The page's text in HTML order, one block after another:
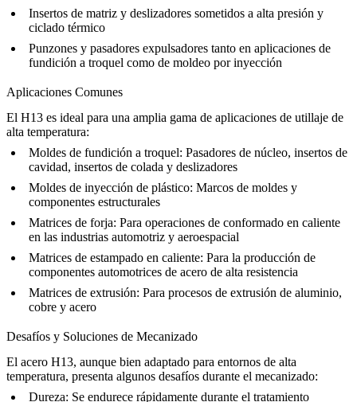
Insertos de matriz y deslizadores sometidos a alta presión y
ciclado térmico
Punzones y pasadores expulsadores tanto en aplicaciones de
fundición a troquel como de moldeo por inyección
Aplicaciones Comunes
El H13 es ideal para una amplia gama de aplicaciones de utillaje de
alta temperatura:
Moldes de fundición a troquel: Pasadores de núcleo, insertos de
cavidad, insertos de colada y deslizadores
Moldes de inyección de plástico: Marcos de moldes y
componentes estructurales
Matrices de forja: Para operaciones de conformado en caliente
en las industrias automotriz y aeroespacial
Matrices de estampado en caliente: Para la producción de
componentes automotrices de acero de alta resistencia
Matrices de extrusión: Para procesos de extrusión de aluminio,
cobre y acero
Desafíos y Soluciones de Mecanizado
El acero H13, aunque bien adaptado para entornos de alta
temperatura, presenta algunos desafíos durante el mecanizado:
Dureza: Se endurece rápidamente durante el tratamiento